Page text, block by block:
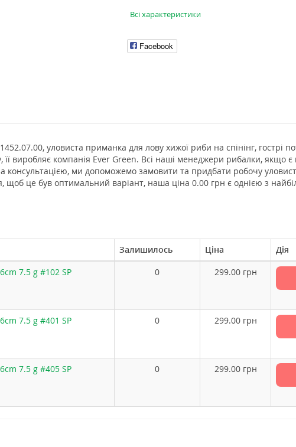
Всі характеристики
Facebook
уловиста приманка для лову хижої риби на спінінг, гострі
її виробляє компанія Ever Green. Всі наші менеджери рибалки, якщо
консультацією, ми допоможемо замовити та придбати робочу
щоб це був оптимальний варіант, наша ціна 0.00 грн є однією з
Залишилось Ціна
Дія
7.5 g #102 SP
0 299.00грн
7.5 g #401 SP 0 299.00грн
7.5 g #405 SP 0 299.00грн